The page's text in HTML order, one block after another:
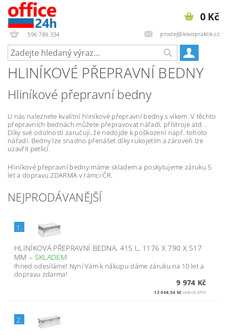
596 789 334 prodej@kovopraktik.cz
0 Kč
HLINÍKOVÉ PŘEPRAVNÍ BEDNY
Hliníkové přepravní bedny
U nás naleznete kvalitní hliníkové přepravní bedny s víkem. V těchto
přepravních bednách můžete přepravovat nářadí, přístroje atd. .
Díky své odolnosti zaručují, že nedojde k poškození např. tohoto
nářadí. Bedny lze snadno přenášet díky rukojetím a zároveň lze
uzavřít petlicí.
Hliníkové přepravní bedny máme skladem a poskytujeme záruku 5
let a dopravu ZDARMA v rámci ČR.
NEJPRODÁVANĚJŠÍ
1.
HLINÍKOVÁ PŘEPRAVNÍ BEDNA, 415 L, 1176 X 790 X 517
MM– SKLADEM
Ihned odesíláme! Nyní Vám k nákupu dáme záruku na 10 let a
dopravu zdarma!
9 974 Kč
12 068,54 Kč včetně DPH
2.